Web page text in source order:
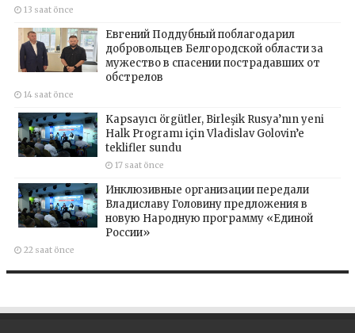
13 saat önce
Евгений Поддубный поблагодарил
добровольцев Белгородской области за
мужество в спасении пострадавших от
обстрелов
14 saat önce
Kapsayıcı örgütler, Birleşik Rusya’nın yeni
Halk Programı için Vladislav Golovin’e
teklifler sundu
17 saat önce
Инклюзивные организации передали
Владиславу Головину предложения в
новую Народную программу «Единой
России»
22 saat önce